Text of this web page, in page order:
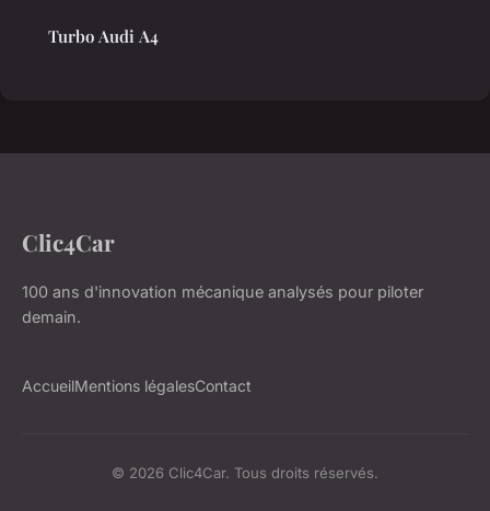
Turbo Audi A4
Clic4Car
100 ans d'innovation mécanique analysés pour piloter
demain.
AccueilMentions légalesContact
© 2026 Clic4Car. Tous droits réservés.